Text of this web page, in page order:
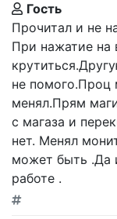
Гость
Прочитал и не
При нажатие на
не помого.Проц
менял.Прям
с магаза и
нет. Менял
может быть .Да
работе .